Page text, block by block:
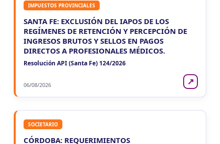
IMPUESTOS PROVINCIALES
SANTA FE: EXCLUSIÓN DEL IAPOS DE LOS
REGÍMENES DE RETENCIÓN Y PERCEPCIÓN DE
INGRESOS BRUTOS Y SELLOS EN PAGOS
DIRECTOS A PROFESIONALES MÉDICOS.
Resolución API (Santa Fe) 124/2026
06/08/2026 ↗
SOCIETARIO
CÓRDOBA: REQUERIMIENTOS